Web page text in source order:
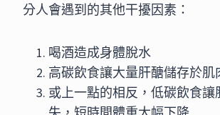
分人會遇到的其他干擾因素：
喝酒造成身體脫水
高碳飲食讓大量肝醣儲存於肌
或上一點的相反，低碳飲食讓